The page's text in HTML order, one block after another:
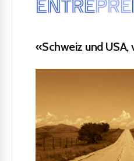
«Schweiz und